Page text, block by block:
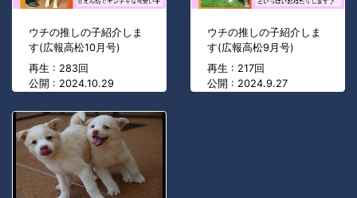
ウチの推しの子紹介しま
す(広報高松10月号)
再生 : 283回
公開 : 2024.10.29
ウチの推しの子紹介しま
す(広報高松9月号)
再生 : 217回
公開 : 2024.9.27